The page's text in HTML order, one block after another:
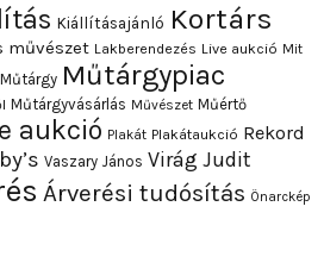
Kiállításajánló Kortárs
művészet Lakberendezés Live aukció Mit
Műtárgy Műtárgypiac
Műtárgyvásárlás Művészet Műértő
aukció Plakát Plakátaukció Rekord
Vaszary János Virág Judit
Árverési tudósítás Önarckép